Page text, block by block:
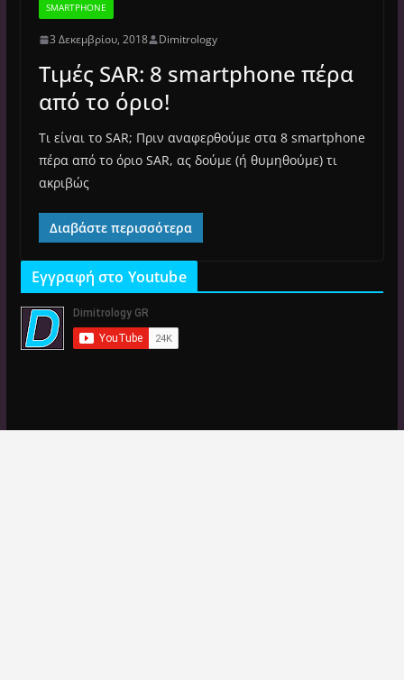
SMARTPHONE
3 Δεκεμβρίου, 2018 Dimitrology
Τιμές SAR: 8 smartphone πέρα ​​
από το όριο!
Τι είναι το SAR; Πριν αναφερθούμε στα 8 smartphone
πέρα από το όριο SAR, ας δούμε (ή θυμηθούμε) τι
ακριβώς
Διαβάστε περισσότερα
Εγγραφή στο Youtube